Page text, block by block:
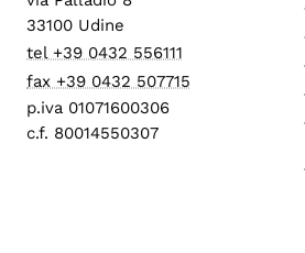
33100 Udine
tel +39 0432 556111
fax +39 0432 507715
p.iva 01071600306
c.f. 80014550307